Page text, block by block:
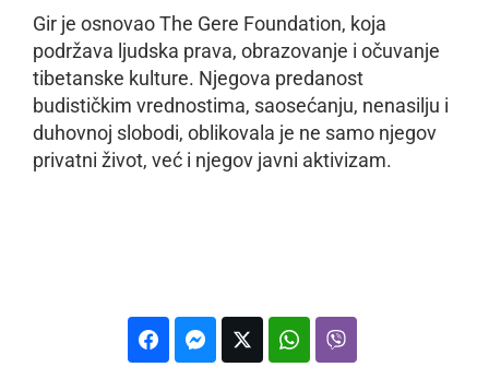
Gir je osnovao The Gere Foundation, koja
podržava ljudska prava, obrazovanje i očuvanje
tibetanske kulture. Njegova predanost
budističkim vrednostima, saosećanju, nenasilju i
duhovnoj slobodi, oblikovala je ne samo njegov
privatni život, već i njegov javni aktivizam.